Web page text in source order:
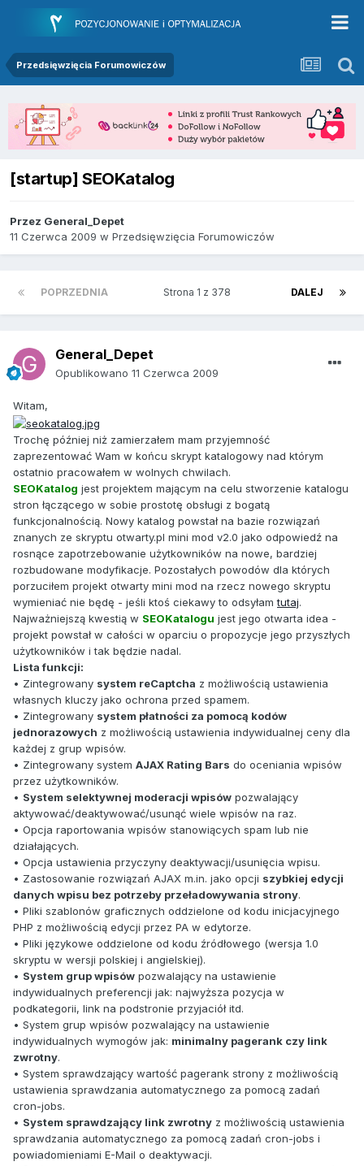
Przedsięwzięcia Forumowiczów
[startup] SEOKatalog
Przez General_Depet
11 Czerwca 2009 w Przedsięwzięcia Forumowiczów
POPRZEDNIA DALEJ
Strona 1 z 378
General_Depet
Opublikowano 11 Czerwca 2009
Witam,
Trochę później niż zamierzałem mam przyjemność
zaprezentować Wam w końcu skrypt katalogowy nad którym
ostatnio pracowałem w wolnych chwilach.
SEOKatalog jest projektem mającym na celu stworzenie katalogu
stron łączącego w sobie prostotę obsługi z bogatą
funkcjonalnością. Nowy katalog powstał na bazie rozwiązań
znanych ze skryptu otwarty.pl mini mod v2.0 jako odpowiedź na
rosnące zapotrzebowanie użytkowników na nowe, bardziej
rozbudowane modyfikacje. Pozostałych powodów dla których
porzuciłem projekt otwarty mini mod na rzecz nowego skryptu
wymieniać nie będę - jeśli ktoś ciekawy to odsyłamtutaj.
Najważniejszą kwestią w SEOKatalogu jest jego otwarta idea -
projekt powstał w całości w oparciu o propozycje jego przyszłych
użytkowników i tak będzie nadal.
Lista funkcji:
• Zintegrowany system reCaptcha z możliwością ustawienia
własnych kluczy jako ochrona przed spamem.
• Zintegrowany system płatności za pomocą kodów
jednorazowych z możliwością ustawienia indywidualnej ceny dla
każdej z grup wpisów.
• Zintegrowany system AJAX Rating Bars do oceniania wpisów
przez użytkowników.
• System selektywnej moderacji wpisów pozwalający
aktywować/deaktywować/usunąć wiele wpisów na raz.
• Opcja raportowania wpisów stanowiących spam lub nie
działających.
• Opcja ustawienia przyczyny deaktywacji/usunięcia wpisu.
• Zastosowanie rozwiązań AJAX m.in. jako opcji szybkiej edycji
danych wpisu bez potrzeby przeładowywania strony.
• Pliki szablonów graficznych oddzielone od kodu inicjacyjnego
PHP z możliwością edycji przez PA w edytorze.
• Pliki językowe oddzielone od kodu źródłowego (wersja 1.0
skryptu w wersji polskiej i angielskiej).
• System grup wpisów pozwalający na ustawienie
indywidualnych preferencji jak: najwyższa pozycja w
podkategorii, link na podstronie przyjaciół itd.
• System grup wpisów pozwalający na ustawienie
indywidualnych wymogów jak: minimalny pagerank czy link
zwrotny.
• System sprawdzający wartość pagerank strony z możliwością
ustawienia sprawdzania automatycznego za pomocą zadań
cron-jobs.
• System sprawdzający link zwrotny z możliwością ustawienia
sprawdzania automatycznego za pomocą zadań cron-jobs i
powiadomieniami E-Mail o deaktywacji.